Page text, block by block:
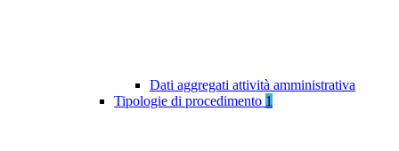
Dati aggregati attività amministrativa
Tipologie di procedimento 1